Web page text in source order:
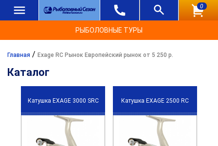
0
РЫБОЛОВНЫЕ ТУРЫ
Главная / Exage RC Рынок Европейский рынок от 5 250 р.
Каталог
Катушка EXAGE 3000 SRC Катушка EXAGE 2500 RC